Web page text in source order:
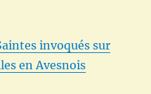
invoqués sur
en Avesnois